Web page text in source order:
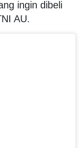
ingin dibeli
AU.